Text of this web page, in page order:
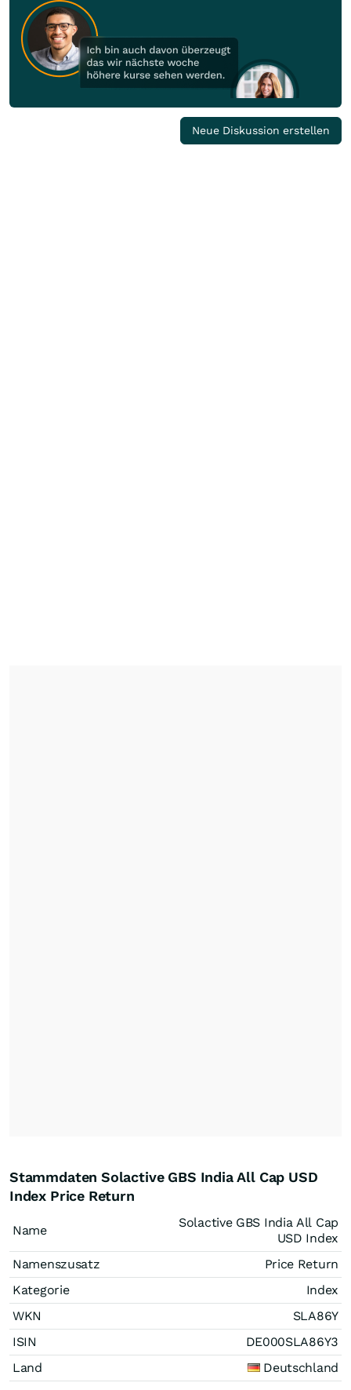
Neue Diskussion erstellen
Stammdaten Solactive GBS India All Cap USD
Index Price Return
Name
Solactive GBS India All Cap
USD Index
Namenszusatz
Price Return
Kategorie
Index
WKN
SLA86Y
ISIN
DE000SLA86Y3
Land
Deutschland